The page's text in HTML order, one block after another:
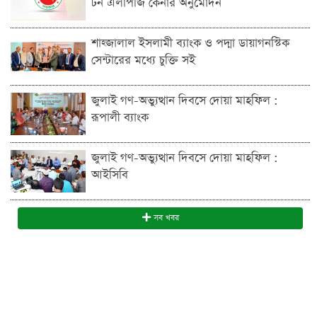
টন এলপিজি কেনার অনুমোদন
শাহ্জালাল ইসলামী ব্যাংক ও পদ্মা ডায়াগনস্টিক
সেন্টারের মধ্যে চুক্তি সই
জুলাই গণ-অভ্যুত্থান দিবসে দোয়া মাহফিল :
রূপালী ব্যাংক
জুলাই গণ-অভ্যুত্থান দিবসে দোয়া মাহফিল :
আইসিবি
সব খবর